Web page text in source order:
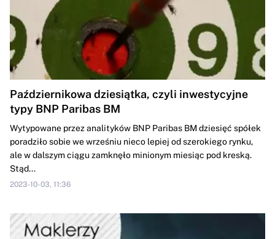
Październikowa dziesiątka, czyli inwestycyjne
typy BNP Paribas BM
Wytypowane przez analityków BNP Paribas BM dziesięć spółek
poradziło sobie we wrześniu nieco lepiej od szerokiego rynku,
ale w dalszym ciągu zamknęło minionym miesiąc pod kreską.
Stąd...
2023-10-03, 11:36